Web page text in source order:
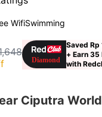
WifiSwimming
Saved Rp
+ Earn 35
with
Ciputra